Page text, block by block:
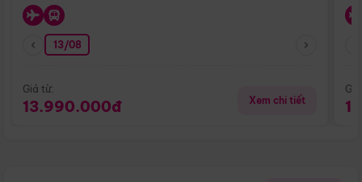
13/08
Giá từ:
13.990.000đ Xem chi tiết